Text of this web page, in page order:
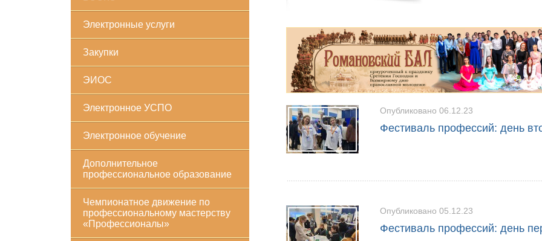
Электронные услуги
Закупки
ЭИОС
Электронное УСПО
Электронное обучение
Дополнительное
профессиональное образование
Чемпионатное движение по
профессиональному мастерству
«Профессионалы»
Опубликовано 06.12.23
Фестиваль профессий: день
Опубликовано 05.12.23
Фестиваль профессий: день